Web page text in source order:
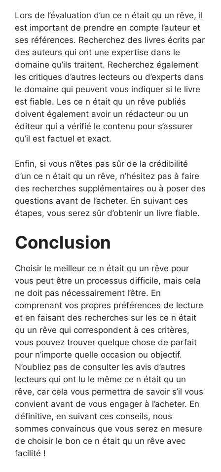
Lors de l’évaluation d’un ce n était qu un rêve, il
est important de prendre en compte l’auteur et
ses références. Recherchez des livres écrits par
des auteurs qui ont une expertise dans le
domaine qu’ils traitent. Recherchez également
les critiques d’autres lecteurs ou d’experts dans
le domaine qui peuvent vous indiquer si le livre
est fiable. Les ce n était qu un rêve publiés
doivent également avoir un rédacteur ou un
éditeur qui a vérifié le contenu pour s’assurer
qu’il est factuel et exact.
Enfin, si vous n’êtes pas sûr de la crédibilité
d’un ce n était qu un rêve, n’hésitez pas à faire
des recherches supplémentaires ou à poser des
questions avant de l’acheter. En suivant ces
étapes, vous serez sûr d’obtenir un livre fiable.
Conclusion
Choisir le meilleur ce n était qu un rêve pour
vous peut être un processus difficile, mais cela
ne doit pas nécessairement l’être. En
comprenant vos propres préférences de lecture
et en faisant des recherches sur les ce n était
qu un rêve qui correspondent à ces critères,
vous pouvez trouver quelque chose de parfait
pour n’importe quelle occasion ou objectif.
N’oubliez pas de consulter les avis d’autres
lecteurs qui ont lu le même ce n était qu un
rêve, car cela vous permettra de savoir s’il vous
convient avant de vous engager à l’acheter. En
définitive, en suivant ces conseils, nous
sommes convaincus que vous serez en mesure
de choisir le bon ce n était qu un rêve avec
facilité !